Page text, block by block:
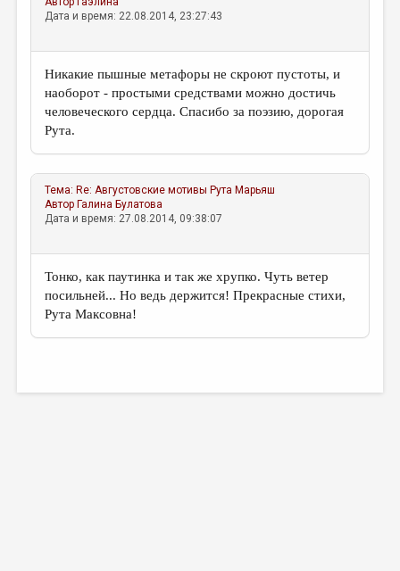
Дата и время: 22.08.2014, 23:27:43
Никакие пышные метафоры не скроют пустоты, и
наоборот - простыми средствами можно достичь
человеческого сердца. Спасибо за поэзию, дорогая
Рута.
Тема: Re: Августовские мотивы Рута Марьяш
Автор Галина Булатова
Дата и время: 27.08.2014, 09:38:07
Тонко, как паутинка и так же хрупко. Чуть ветер
посильней... Но ведь держится! Прекрасные стихи,
Рута Максовна!